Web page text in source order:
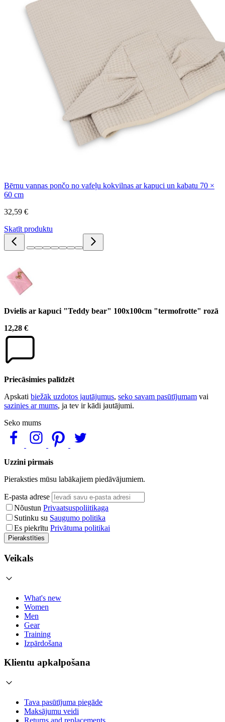
Bērnu vannas pončo no vafeļu kokvilnas ar kapuci un kabatu 70 ×
60 cm
32,59 €
Skatīt produktu
Dvielis ar kapuci "Teddy bear" 100x100cm "termofrotte" rozā
12,28 €
Priecāsimies palīdzēt
Apskati biežāk uzdotos jautājumus, seko savam pasūtījumam vai
sazinies ar mums, ja tev ir kādi jautājumi.
Seko mums
Uzzini pirmais
Pieraksties mūsu labākajiem piedāvājumiem.
E-pasta adrese
Nõustun Privaatsuspoliitikaga
Sutinku su Saugumo politika
Es piekrītu Privātuma politikai
Pierakstīties
Veikals
What's new
Women
Men
Gear
Training
Izpārdošana
Klientu apkalpošana
Tava pasūtījuma piegāde
Maksājumu veidi
Returns and replacements